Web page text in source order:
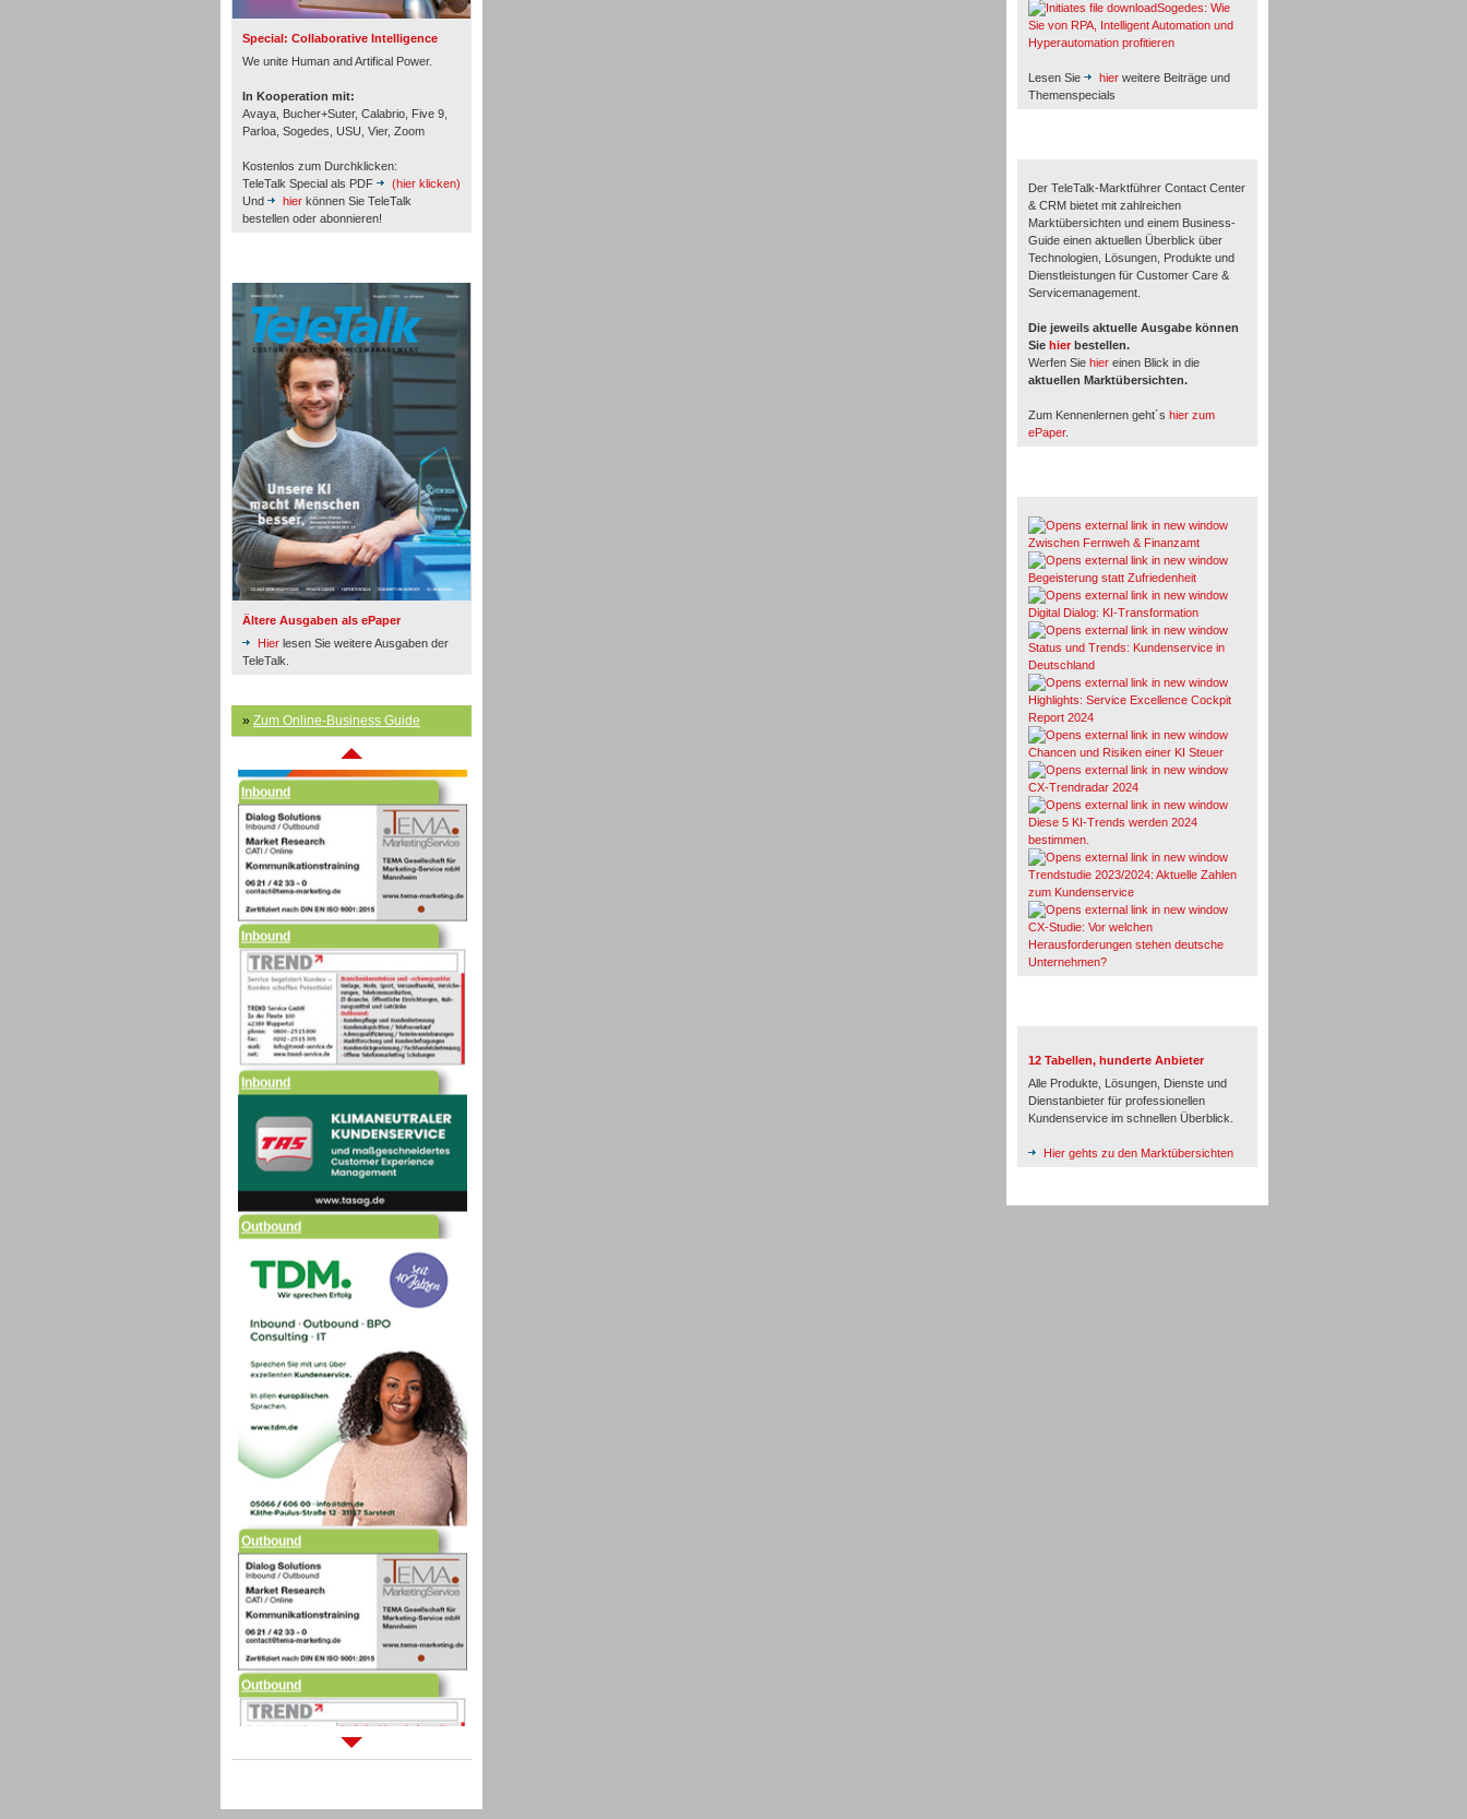
Special: Collaborative Intelligence
We unite Human and Artifical Power.
In Kooperation mit:
Avaya, Bucher+Suter, Calabrio, Five 9,
Parloa, Sogedes, USU, Vier, Zoom
Kostenlos zum Durchklicken:
TeleTalk Special als PDF
(hier klicken)
Und
hier können Sie TeleTalk
bestellen oder abonnieren!
Ältere Ausgaben als ePaper
Hier lesen Sie weitere Ausgaben der
TeleTalk.
» Zum Online-Business Guide
Inbound
Inbound
Inbound
Inbound
Outbound
Outbound
Outbound
Sogedes: Wie
Sie von RPA, Intelligent Automation und
Hyperautomation profitieren
Lesen Sie hier weitere Beiträge und
Themenspecials
Der TeleTalk-Marktführer Contact Center
& CRM bietet mit zahlreichen
Marktübersichten und einem Business-
Guide einen aktuellen Überblick über
Technologien, Lösungen, Produkte und
Dienstleistungen für Customer Care &
Servicemanagement.
Die jeweils aktuelle Ausgabe können
Sie hier bestellen.
Werfen Sie hier einen Blick in die
aktuellen Marktübersichten.
Zum Kennenlernen geht´s hier zum
ePaper.
Zwischen Fernweh & Finanzamt
Begeisterung statt Zufriedenheit
Digital Dialog: KI-Transformation
Status und Trends: Kundenservice in
Deutschland
Highlights: Service Excellence Cockpit
Report 2024
Chancen und Risiken einer KI Steuer
CX-Trendradar 2024
Diese 5 KI-Trends werden 2024
bestimmen.
Trendstudie 2023/2024: Aktuelle Zahlen
zum Kundenservice
CX-Studie: Vor welchen
Herausforderungen stehen deutsche
Unternehmen?
12 Tabellen, hunderte Anbieter
Alle Produkte, Lösungen, Dienste und
Dienstanbieter für professionellen
Kundenservice im schnellen Überblick.
Hier gehts zu den Marktübersichten